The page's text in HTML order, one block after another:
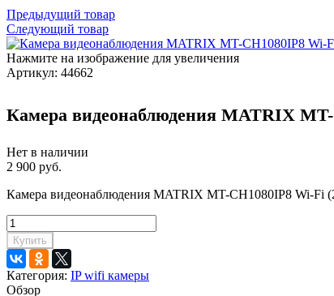
Предыдущий товар
Следующий товар
Нажмите на изображение для увеличения
Артикул: 44662
Камера видеонаблюдения MATRIX
Нет в наличии
2 900 руб.
Камера видеонаблюдения MATRIX MT-CH1080IP8 Wi-Fi
Купить
Категория: IP wifi камеры
Обзор